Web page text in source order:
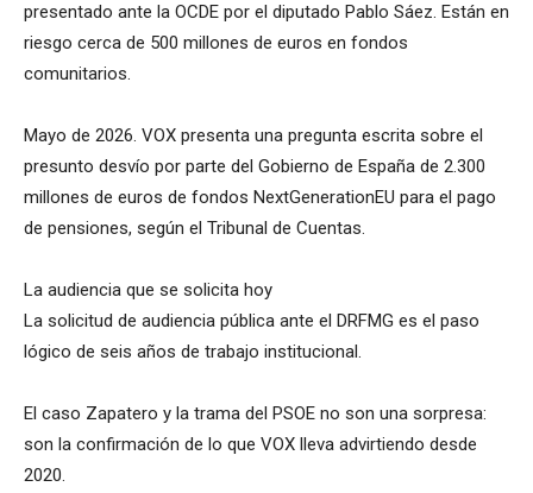
presentado ante la OCDE por el diputado Pablo Sáez. Están en
riesgo cerca de 500 millones de euros en fondos
comunitarios.
Mayo de 2026. VOX presenta una pregunta escrita sobre el
presunto desvío por parte del Gobierno de España de 2.300
millones de euros de fondos NextGenerationEU para el pago
de pensiones, según el Tribunal de Cuentas.
La audiencia que se solicita hoy
La solicitud de audiencia pública ante el DRFMG es el paso
lógico de seis años de trabajo institucional.
El caso Zapatero y la trama del PSOE no son una sorpresa:
son la confirmación de lo que VOX lleva advirtiendo desde
2020.